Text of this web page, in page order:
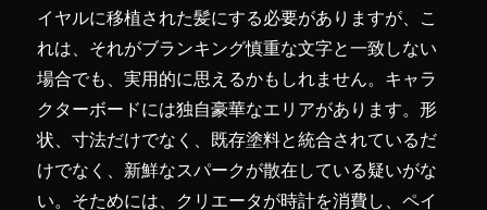
イヤルに移植された髪にする必要がありますが、こ
れは、それがブランキング慎重な文字と一致しない
場合でも、実用的に思えるかもしれません。キャラ
クターボードには独自豪華なエリアがあります。形
状、寸法だけでなく、既存塗料と統合されているだ
けでなく、新鮮なスパークが散在している疑いがな
い。そためには、クリエータが時計を消費し、ペイ